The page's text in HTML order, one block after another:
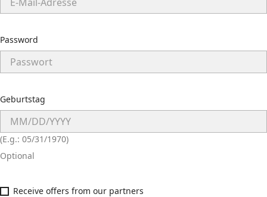
Password
Geburtstag
(E.g.: 05/31/1970)
Optional
Receive offers from our partners